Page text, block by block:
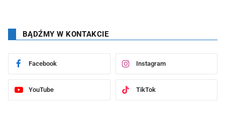
BĄDŹMY W KONTAKCIE
Facebook Instagram
YouTube TikTok